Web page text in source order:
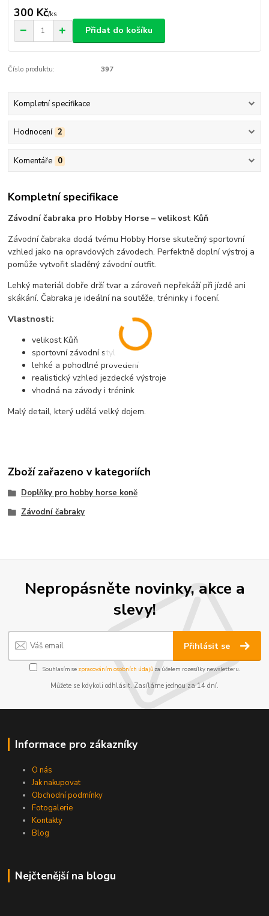
300 Kč/ks
Přidat do košíku
Číslo produktu: 397
Kompletní specifikace
Hodnocení 2
Komentáře 0
Kompletní specifikace
Závodní čabraka pro Hobby Horse – velikost Kůň
Závodní čabraka dodá tvému Hobby Horse skutečný sportovní
vzhled jako na opravdových závodech. Perfektně doplní výstroj a
pomůže vytvořit sladěný závodní outfit.
Lehký materiál dobře drží tvar a zároveň nepřekáží při jízdě ani
skákání. Čabraka je ideální na soutěže, tréninky i focení.
Vlastnosti:
velikost Kůň
sportovní závodní styl
lehké a pohodlné provedení
realistický vzhled jezdecké výstroje
vhodná na závody i trénink
Malý detail, který udělá velký dojem.
Zboží zařazeno v kategoriích
Doplňky pro hobby horse koně
Závodní čabraky
Nepropásněte novinky, akce a
slevy!
Přihlásit se
Souhlasím se zpracováním osobních údajůza účelem rozesílky newsletteru.
Můžete se kdykoli odhlásit. Zasíláme jednou za 14 dní.
Informace pro zákazníky
O nás
Jak nakupovat
Obchodní podmínky
Fotogalerie
Kontakty
Blog
Nejčtenější na blogu